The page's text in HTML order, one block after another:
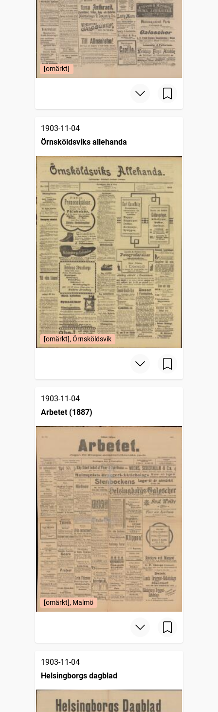
[omärkt]
1903-11-04
Örnsköldsviks allehanda
[omärkt], Örnsköldsvik
1903-11-04
Arbetet (1887)
[omärkt], Malmö
1903-11-04
Helsingborgs dagblad